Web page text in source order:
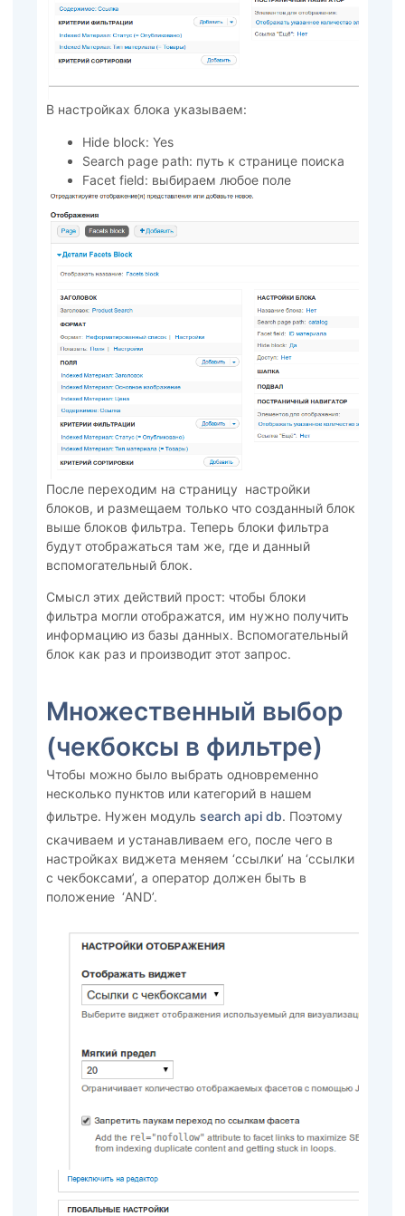
В настройках блока указываем:
Hide block: Yes
Search page path: путь к странице поиска
Facet field: выбираем любое поле
После переходим на страницу настройки
блоков, и размещаем только что созданный блок
выше блоков фильтра. Теперь блоки фильтра
будут отображаться там же, где и данный
вспомогательный блок.
Смысл этих действий прост: чтобы блоки
фильтра могли отображатся, им нужно получить
информацию из базы данных. Вспомогательный
блок как раз и производит этот запрос.
Множественный выбор
(чекбоксы в фильтре)
Чтобы можно было выбрать одновременно
несколько пунктов или категорий в нашем
фильтре. Нужен модуль search api db. Поэтому
скачиваем и устанавливаем его, после чего в
настройках виджета меняем ‘ссылки’ на ‘ссылки
с чекбоксами’, а оператор должен быть в
положение ‘AND’.